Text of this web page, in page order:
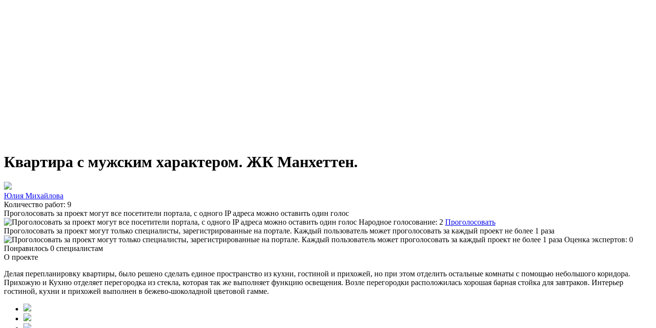
Квартира с мужским характером. ЖК Манхеттен.
Юлия Михайлова
Количество работ: 9
Проголосовать за проект могут все посетители портала, с одного IP адреса можно оставить один голос
Народное голосование: 2 Проголосовать
Проголосовать за проект могут только специалисты, зарегистрированные на портале. Каждый пользователь может проголосовать за каждый проект не более 1 раза
Оценка экспертов: 0
Понравилось 0 специалистам
О проекте
Делая перепланировку квартиры, было решено сделать единое пространство из кухни, гостиной и прихожей, но при этом отделить остальные комнаты с помощью небольшого коридора.
Прихожую и Кухню отделяет перегородка из стекла, которая так же выполняет функцию освещения. Возле перегородки расположилась хорошая барная стойка для завтраков. Интерьер
гостиной, кухни и прихожей выполнен в бежево-шоколадной цветовой гамме.